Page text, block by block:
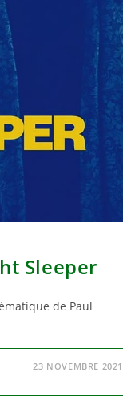
Sleeper
de Paul
23 NOVEMBRE 2021